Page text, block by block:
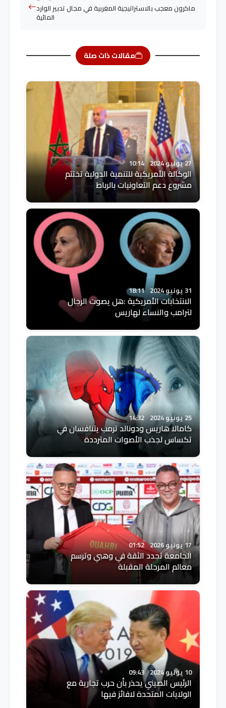
ماكرون معجب بالاستراتيجية المغربية في مجال تدبير الوارد
المائية
مقالات ذات صلة
27 يونيو 2024 10:14
الوكالة الأمريكية للتنمية الدولية تختتم
مشروع دعم التعاونيات بالرباط
31 يونيو 2024 18:11
الانتخابات الأمريكية :هل يصوت الرجال
لترامب والنساء لهاريس
25 يونيو 2024 14:32
كامالا هاريس ودونالد ترمب يتنافسان في
تكساس لجذب الأصوات المترددة
17 يونيو 2026 01:52
الجامعة تجدد الثقة في وهبي وترسم
معالم المرحلة المقبلة
10 يونيو 2024 09:43
الرئيس الصيني يحذر بأن حرب تجارية مع
الولايات المتحدة لافائز فيها